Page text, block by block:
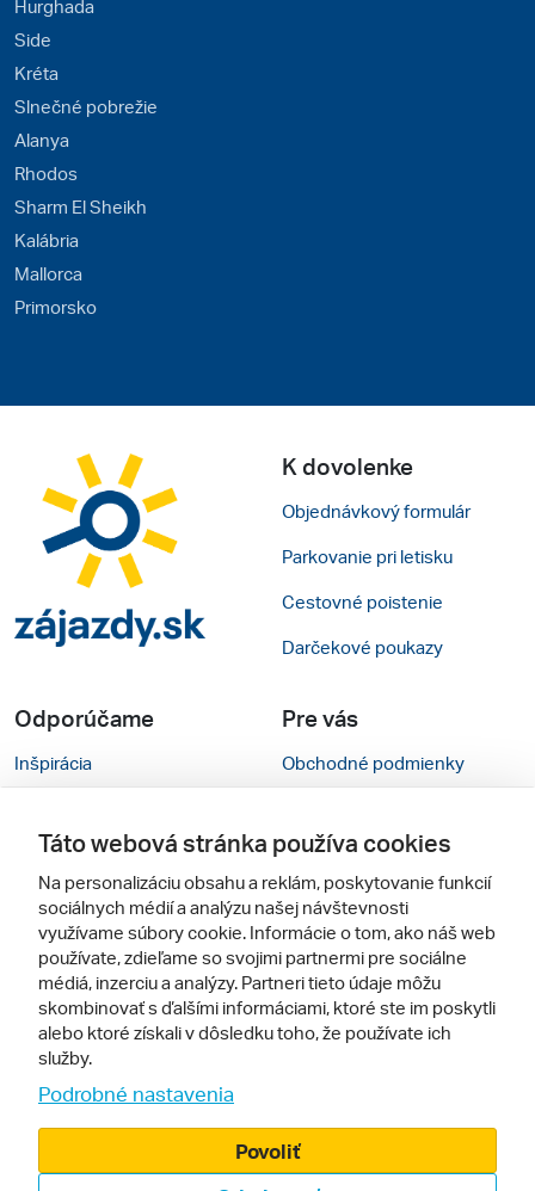
Hurghada
Side
Kréta
Slnečné pobrežie
Alanya
Rhodos
Sharm El Sheikh
Kalábria
Mallorca
Primorsko
K dovolenke
Objednávkový formulár
Parkovanie pri letisku
Cestovné poistenie
Darčekové poukazy
Odporúčame
Inšpirácia
Cestovné kancelárie
Zájezdy.cz
Pre vás
Obchodné podmienky
Nastavenie cookies
Verzia webu pre PC
Sledujte nás
© 2005 - 2026, Zájazdy.sk,
Táto webová stránka používa cookies
Na personalizáciu obsahu a reklám, poskytovanie funkcií
sociálnych médií a analýzu našej návštevnosti
využívame súbory cookie. Informácie o tom, ako náš web
používate, zdieľame so svojimi partnermi pre sociálne
médiá, inzerciu a analýzy. Partneri tieto údaje môžu
skombinovať s ďalšími informáciami, ktoré ste im poskytli
alebo ktoré získali v dôsledku toho, že používate ich
služby.
Podrobné nastavenia
Povoliť